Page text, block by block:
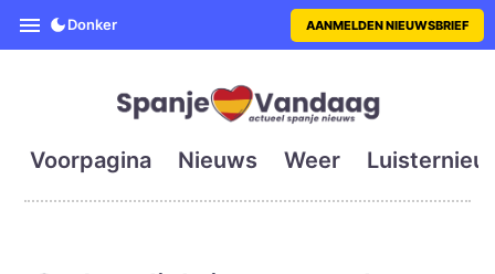
SpanjeVandaag is de eerste
Donker AANMELDEN NIEUWSBRIEF
Voorpagina Nieuws Weer